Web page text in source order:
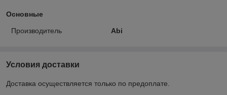
Основные
Производитель Abi
Условия доставки
Доставка осуществляется только по предоплате.